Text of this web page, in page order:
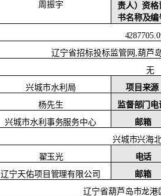
周振宇
责人）资格
书名称及编
辽宁省招标投标监管网 ,葫芦
无
兴城市水利局
项目来源
杨先生
监督部门电
兴城市水利事务服务中心
邮箱
兴城市兴海
翟玉光
电话
辽宁天佑项目管理有限公司
邮箱
辽宁省葫芦岛市龙港